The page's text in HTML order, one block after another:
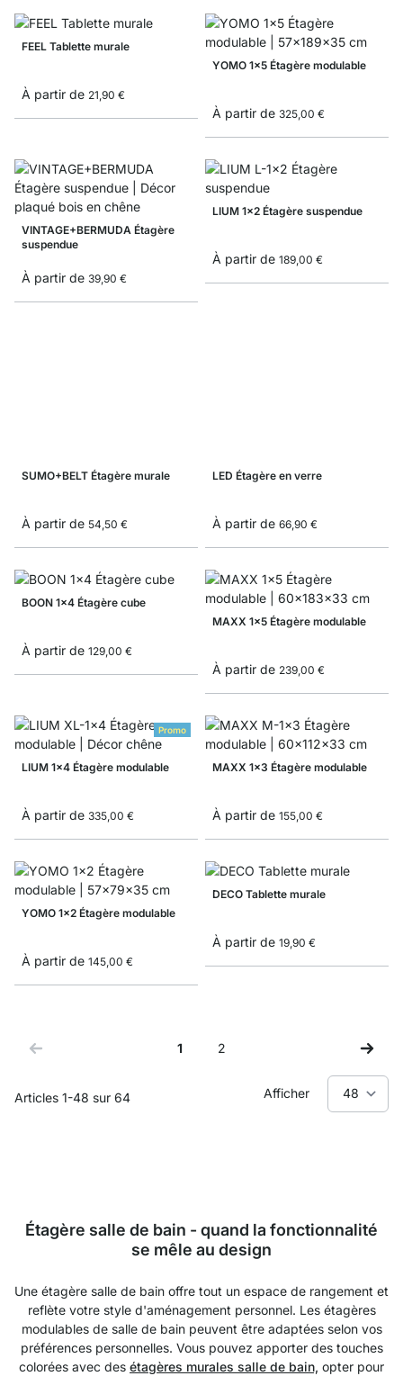
FEEL Tablette murale
À partir de 21,90 €
YOMO 1x5 Étagère modulable
À partir de 325,00 €
VINTAGE+BERMUDA Étagère
suspendue
À partir de 39,90 €
LIUM 1x2 Étagère suspendue
À partir de 189,00 €
SUMO+BELT Étagère murale
À partir de 54,50 €
LED Étagère en verre
À partir de 66,90 €
BOON 1x4 Étagère cube
À partir de 129,00 €
MAXX 1x5 Étagère modulable
À partir de 239,00 €
Promo
LIUM 1x4 Étagère modulable
À partir de 335,00 €
MAXX 1x3 Étagère modulable
À partir de 155,00 €
YOMO 1x2 Étagère modulable
À partir de 145,00 €
DECO Tablette murale
À partir de 19,90 €
Articles 1-48 sur 64
Vous lisez actuellement la page
1
Page
2
Afficher
Étagère salle de bain - quand la fonctionnalité
se mêle au design
Une étagère salle de bain offre tout un espace de rangement et
reflète votre style d'aménagement personnel. Les étagères
modulables de salle de bain peuvent être adaptées selon vos
préférences personnelles. Vous pouvez apporter des touches
colorées avec des étagères murales salle de bain, opter pour